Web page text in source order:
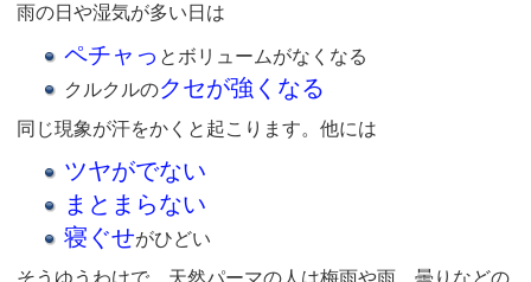
雨の日や湿気が多い日は
ペチャっ とボリュームがなくなる
クルクルのクセが強くなる
同じ現象が汗をかくと起こります。他には
ツヤがでない
まとまらない
寝ぐせがひどい
そうゆうわけで、天然パーマの人は梅雨や雨、曇りなどの